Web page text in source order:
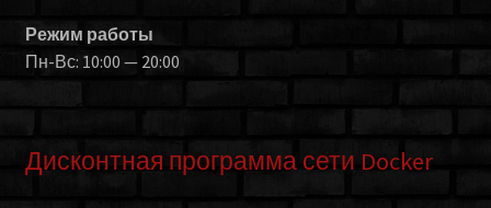
Режим работы
Пн-Вс: 10:00 — 20:00
Дисконтная программа сети Docker